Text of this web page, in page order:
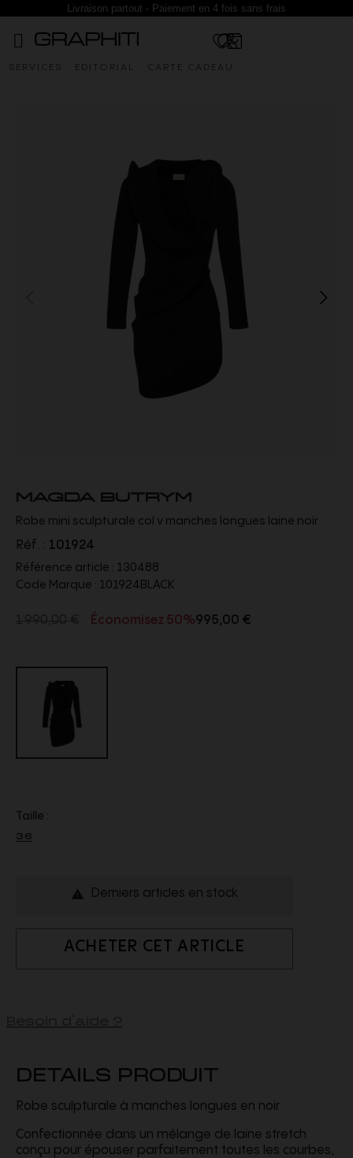
Livraison partout - Paiement en 4 fois sans frais
SERVICES EDITORIAL CARTE CADEAU
MAGDA BUTRYM
Robe mini sculpturale col v manches longues laine noir
Réf. : 101924
Référence article : 130488
Code Marque : 101924BLACK
Économisez 50%995,00 €
Taille :
36
 Derniers articles en stock
ACHETER CET ARTICLE
DETAILS PRODUIT
Robe sculpturale à manches longues en noir
Confectionnée dans un mélange de laine stretch
conçu pour épouser parfaitement toutes les courbes,